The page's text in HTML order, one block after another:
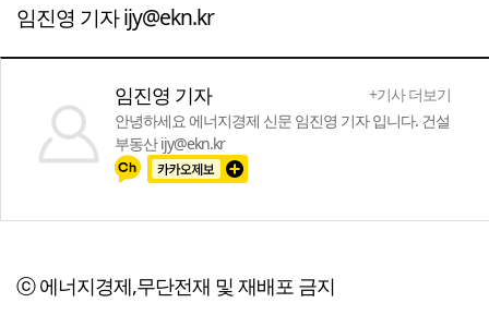
임진영 기자 ijy@ekn.kr
임진영 기자
+기사 더보기
안녕하세요 에너지경제 신문 임진영 기자 입니다. 건설
부동산 ijy@ekn.kr
ⓒ 에너지경제,무단전재 및 재배포 금지